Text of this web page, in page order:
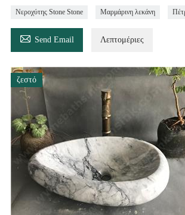
Νεροχύτης Stone Stone Μαρμάρινη λεκάνη
 Send Email Λεπτομέριες
ζεστό